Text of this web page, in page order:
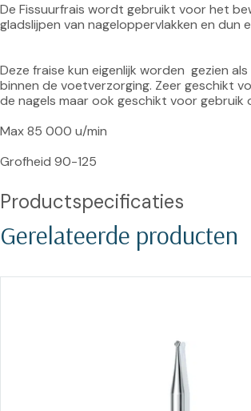
De Fissuurfrais wordt gebruikt voor het
Deze fraise kun eigenlijk worden  gezien
binnen de voetverzorging. Zeer geschikt
de nagels maar ook geschikt voor gebruik
Max 85 000 u/min
Grofheid 90-125
Productspecificaties
Gerelateerde producten